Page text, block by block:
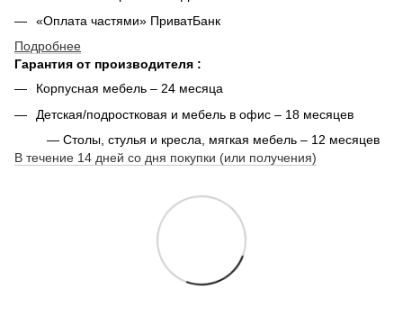
«Оплата частями» ПриватБанк
Подробнее
Гарантия от производителя :
Корпусная мебель – 24 месяца
Детская/подростковая и мебель в офис – 18 месяцев
— Столы, стулья и кресла, мягкая мебель – 12 месяцев
В течение 14 дней со дня покупки (или получения)